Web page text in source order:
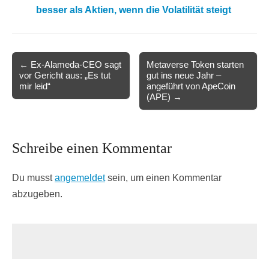
besser als Aktien, wenn die Volatilität steigt
navigation
← Ex-Alameda-CEO sagt
vor Gericht aus: „Es tut
mir leid“
Metaverse Token starten
gut ins neue Jahr –
angeführt von ApeCoin
(APE) →
Schreibe einen Kommentar
Du musstangemeldetsein, um einen Kommentar
abzugeben.